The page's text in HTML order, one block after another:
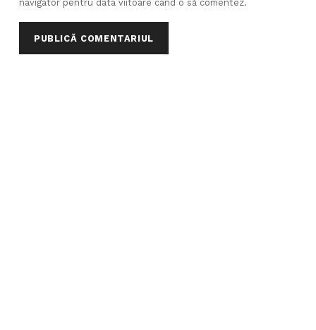
navigator pentru data viitoare când o să comentez.